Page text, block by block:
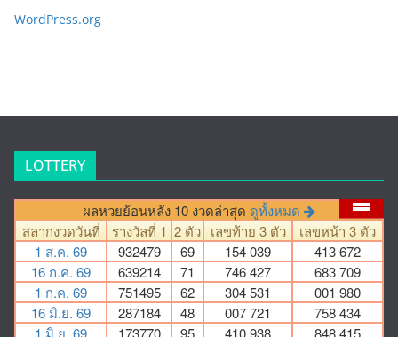
WordPress.org
LOTTERY